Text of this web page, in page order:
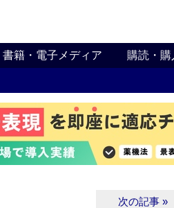
書籍・電子メディア 購読・
次の記事 »